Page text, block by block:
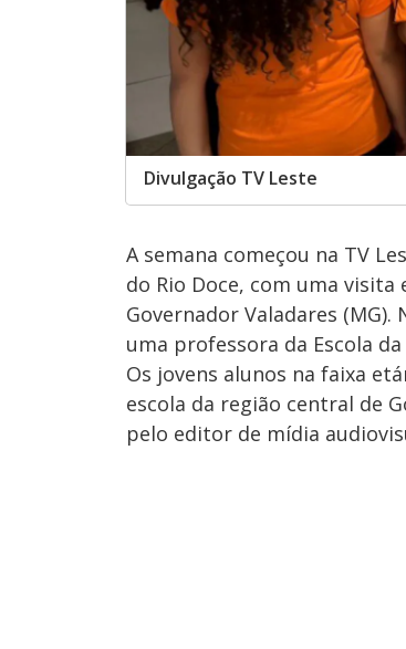
Divulgação TV Leste
A semana começou na TV
do Rio Doce, com uma visita
Governador Valadares
uma professora da Escola da
Os jovens alunos na faixa
escola da região central de
pelo editor de mídia